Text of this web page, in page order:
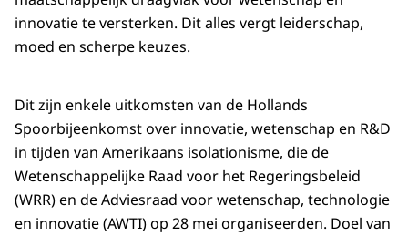
innovatie te versterken. Dit alles vergt leiderschap,
moed en scherpe keuzes.
Dit zijn enkele uitkomsten van de Hollands
Spoorbijeenkomst over innovatie, wetenschap en R&D
in tijden van Amerikaans isolationisme, die de
Wetenschappelijke Raad voor het Regeringsbeleid
(WRR) en de Adviesraad voor wetenschap, technologie
en innovatie (AWTI) op 28 mei organiseerden. Doel van